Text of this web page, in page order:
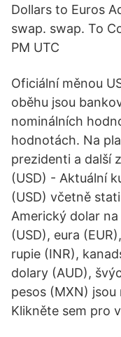
Dollars to Euros
swap. swap. To
PM UTC
Oficiální měnou
oběhu jsou
nominálních
hodnotách. Na
prezidenti a další
(USD) - Aktuální
(USD) včetně
Americký dolar
(USD), eura
rupie (INR),
dolary (AUD),
pesos (MXN)
Klikněte sem pro